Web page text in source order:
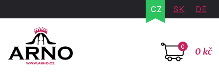
CZ SK DE
0 0 kč